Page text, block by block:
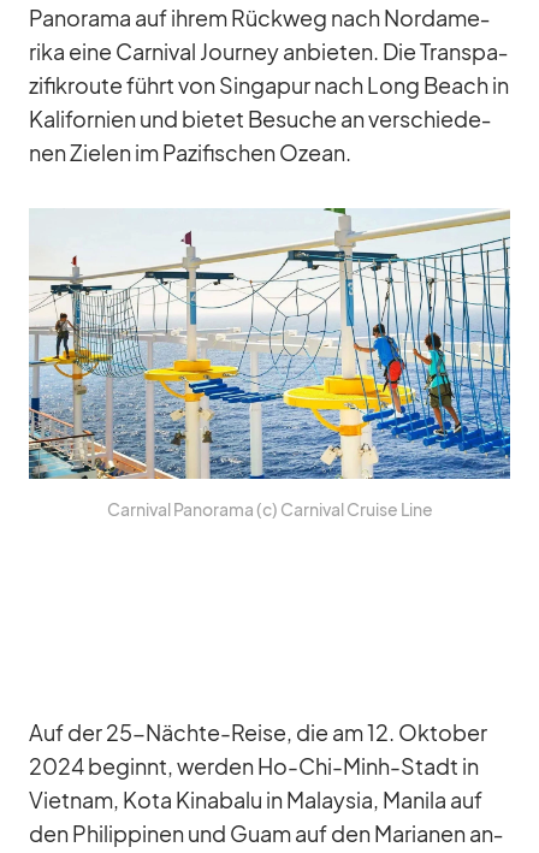
Pan­orama auf ih­rem Rück­weg nach Nord­ame­
rika eine Car­ni­val Jour­ney an­bie­ten. Die Trans­pa­
zi­fik­route führt von Sin­ga­pur nach Long Beach in
Ka­li­for­nien und bie­tet Be­su­che an ver­schie­de­
nen Zie­len im Pa­zi­fi­schen Ozean.
Car­ni­val Pan­orama (c) Car­ni­val Cruise Line
Auf der 25-Nächte-Reise, die am 12. Ok­to­ber
2024 be­ginnt, wer­den Ho-Chi-Minh-Stadt in
Viet­nam, Kota Ki­na­balu in Ma­lay­sia, Ma­nila auf
den Phil­ip­pi­nen und Guam auf den Ma­ria­nen an­